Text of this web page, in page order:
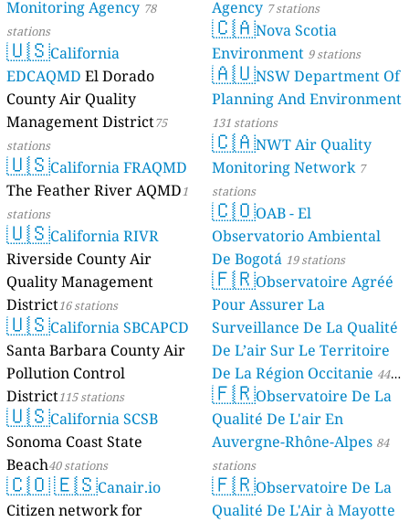
Monitoring Agency 78
stations
🇺🇸California
EDCAQMD El Dorado
County Air Quality
Management District75
stations
🇺🇸California FRAQMD
The Feather River AQMD1
stations
🇺🇸California RIVR
Riverside County Air
Quality Management
District16 stations
🇺🇸California SBCAPCD
Santa Barbara County Air
Pollution Control
District115 stations
🇺🇸California SCSB
Sonoma Coast State
Beach40 stations
🇨🇴🇪🇸Canair.io
Citizen network for
Agency 7 stations
🇨🇦Nova Scotia
Environment 9 stations
🇦🇺NSW Department Of
Planning And Environment
131 stations
🇨🇦NWT Air Quality
Monitoring Network 7
stations
🇨🇴OAB - El
Observatorio Ambiental
De Bogotá 19 stations
🇫🇷Observatoire Agréé
Pour Assurer La
Surveillance De La Qualité
De L’air Sur Le Territoire
De La Région Occitanie 44
stations
🇫🇷Observatoire De La
Qualité De L'air En
Auvergne-Rhône-Alpes 84
stations
🇫🇷Observatoire De La
Qualité De L'Air à Mayotte